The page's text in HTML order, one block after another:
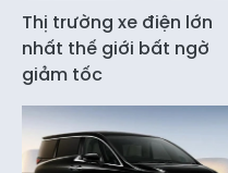
Thị trường xe điện lớn
nhất thế giới bất ngờ
giảm tốc